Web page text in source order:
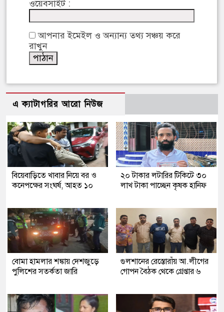
ওয়েবসাইট :
আপনার ইমেইল ও অন্যান্য তথ্য সঞ্চয় করে
রাখুন
এ ক্যাটাগরির আরো নিউজ
বিয়েবাড়িতে খাবার নিয়ে বর ও
কনেপক্ষের সংঘর্ষ, আহত ১০
২০ টাকার লটারির টিকিটে ৩০
লাখ টাকা পাচ্ছেন কৃষক হানিফ
বোমা হামলার শঙ্কায় দেশজুড়ে
পুলিশের সতর্কতা জারি
গুলশানের রেস্তোরাঁয় আ.লীগের
গোপন বৈঠক থেকে গ্রেপ্তার ৬